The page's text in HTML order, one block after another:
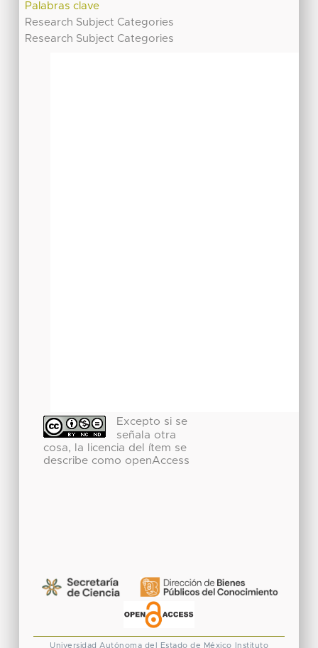
Palabras clave
Research Subject Categories
Research Subject Categories
Excepto si se
señala otra
cosa, la licencia del ítem se
describe como openAccess
Universidad Autónoma del Estado de México Instituto